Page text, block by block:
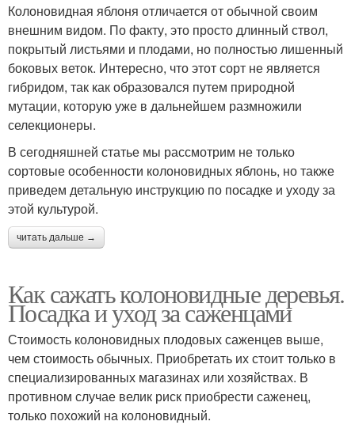
Колоновидная яблоня отличается от обычной своим
внешним видом. По факту, это просто длинный ствол,
покрытый листьями и плодами, но полностью лишенный
боковых веток. Интересно, что этот сорт не является
гибридом, так как образовался путем природной
мутации, которую уже в дальнейшем размножили
селекционеры.
В сегодняшней статье мы рассмотрим не только
сортовые особенности колоновидных яблонь, но также
приведем детальную инструкцию по посадке и уходу за
этой культурой.
читать дальше →
Как сажать колоновидные деревья.
Посадка и уход за саженцами
Стоимость колоновидных плодовых саженцев выше,
чем стоимость обычных. Приобретать их стоит только в
специализированных магазинах или хозяйствах. В
противном случае велик риск приобрести саженец,
только похожий на колоновидный.